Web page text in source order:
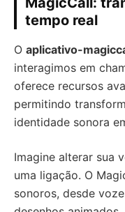
tempo real
O aplicativo-
interagimos em
oferece recursos
permitindo
identidade sonora
Imagine alterar sua
uma ligação. O
sonoros, desde